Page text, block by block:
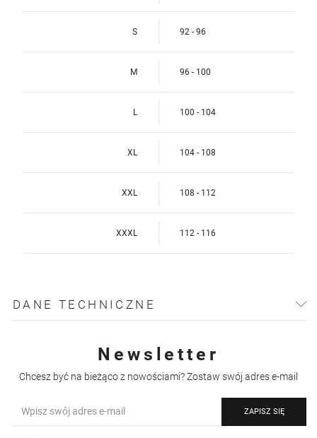
S 92 - 96
M 96 - 100
L 100 - 104
XL 104 - 108
XXL 108 - 112
XXXL 112 - 116
DANE TECHNICZNE
Newsletter
Chcesz być na bieżąco z nowościami? Zostaw swój adres e-mail
ZAPISZ SIĘ